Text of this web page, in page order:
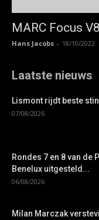
MARC Focus
Hans Jacobs - 18/10/2022
Laatste nieuws
Lismont rijdt beste
07/08/2026
Rondes 7 en 8 van de
Benelux uitgesteld...
06/08/2026
Milan Marczak